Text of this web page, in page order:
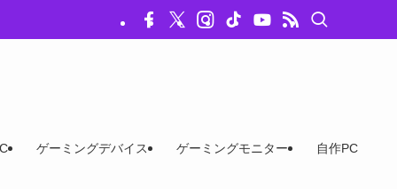
ゲーミングデバイス ゲーミングモニター 自作PC